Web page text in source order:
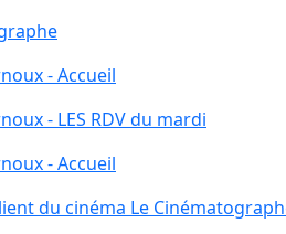
- Accueil
- LES RDV du mardi
- Accueil
du cinéma Le